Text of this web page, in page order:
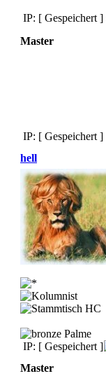
IP: [ Gespeichert ]
Master
IP: [ Gespeichert ]
hell
IP: [ Gespeichert ]
Master